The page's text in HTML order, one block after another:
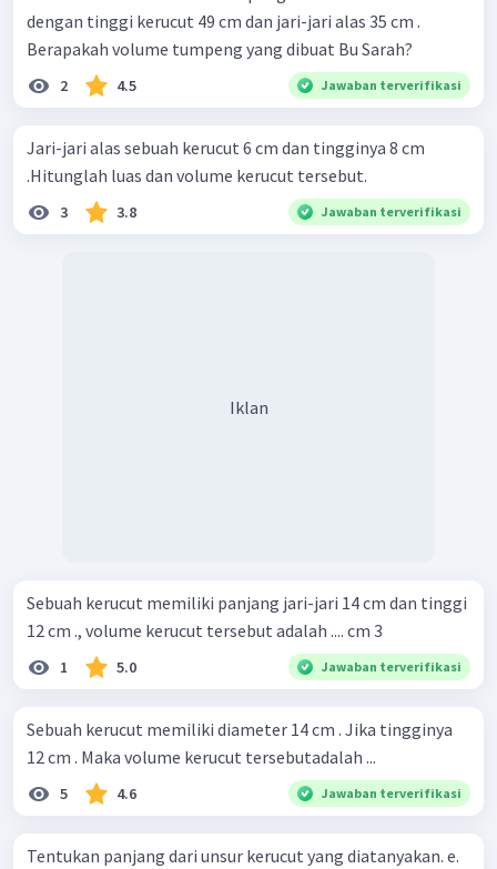
dengan tinggi kerucut 49 cm dan jari-jari alas 35 cm .
Berapakah volume tumpeng yang dibuat Bu Sarah?
2 4.5 Jawaban terverifikasi
Jari-jari alas sebuah kerucut 6 cm dan tingginya 8 cm
.Hitunglah luas dan volume kerucut tersebut.
3 3.8 Jawaban terverifikasi
Iklan
Sebuah kerucut memiliki panjang jari-jari 14 cm dan tinggi
12 cm ., volume kerucut tersebut adalah .... cm 3
1 5.0 Jawaban terverifikasi
Sebuah kerucut memiliki diameter 14 cm . Jika tingginya
12 cm . Maka volume kerucut tersebutadalah ...
5 4.6 Jawaban terverifikasi
Tentukan panjang dari unsur kerucut yang diatanyakan. e.